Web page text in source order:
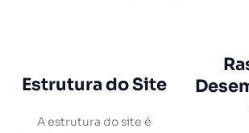
Estrutura do Site
A estrutura do site é